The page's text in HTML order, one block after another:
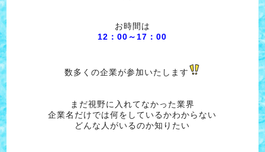
お時間は
12：00～17：00
数多くの企業が参加いたします
まだ視野に入れてなかった業界
企業名だけでは何をしているかわからない
どんな人がいるのか知りたい